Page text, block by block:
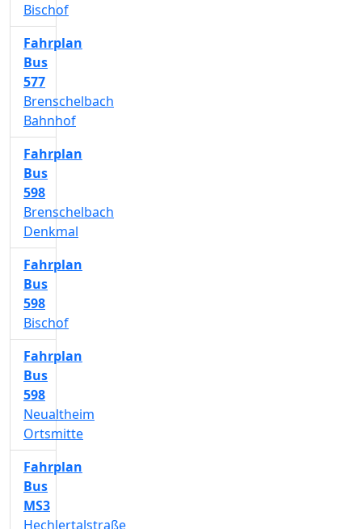
Bischof
Fahrplan
Bus
577
Brenschelbach
Bahnhof
Fahrplan
Bus
598
Brenschelbach
Denkmal
Fahrplan
Bus
598
Bischof
Fahrplan
Bus
598
Neualtheim
Ortsmitte
Fahrplan
Bus
MS3
Hechlertalstraße